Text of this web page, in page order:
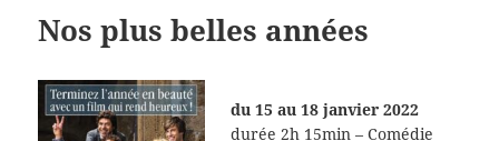
Nos plus belles années
du 15 au 18 janvier 2022
durée 2h 15min – Comédie